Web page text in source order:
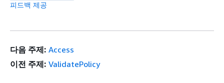
피드백 제공
다음 주제: Access
이전 주제: ValidatePolicy